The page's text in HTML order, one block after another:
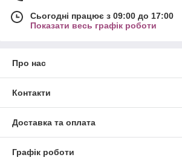
Сьогодні працює з 09:00 до 17:00
Показати весь графік роботи
Про нас
Контакти
Доставка та оплата
Графік роботи